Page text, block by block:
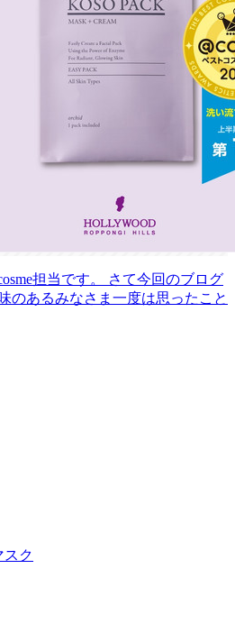
担当です。 さて今回のブログ
のあるみなさま一度は思ったこと
スク